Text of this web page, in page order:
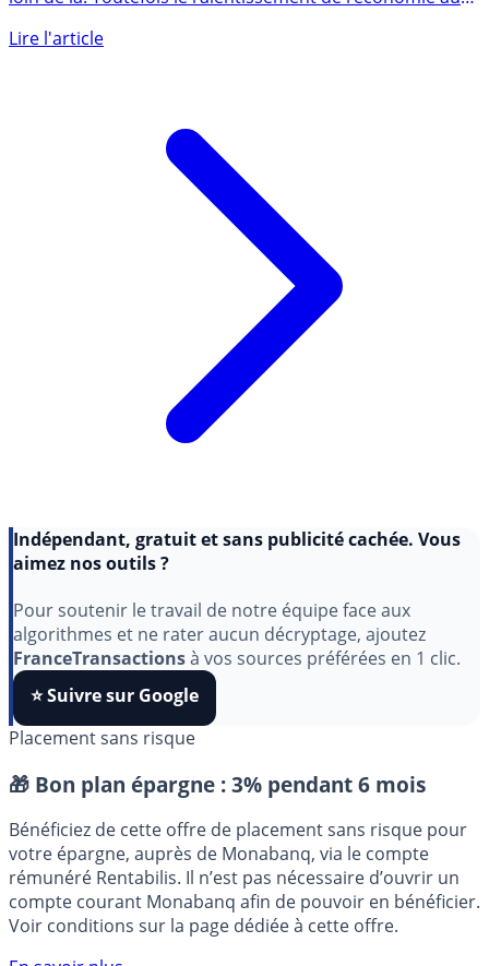
Toutes les prévisions pour 2023 ne sont pas négatives,
loin de là. Toutefois le ralentissement de l’économie aura
son (...)
Indépendant, gratuit et sans publicité cachée. Vous
Pour soutenir le travail de notre équipe face aux
algorithmes et ne rater aucun décryptage, ajoutez
FranceTransactionsà vos sources préférées en 1 clic.
⭐️ Suivre sur Google
Placement sans risque
🎁 Bon plan épargne : 3% pendant 6 mois
Bénéficiez de cette offre de placement sans risque pour
votre épargne, auprès de Monabanq, via le compte
rémunéré Rentabilis. Il n’est pas nécessaire d’ouvrir un
compte courant Monabanq afin de pouvoir en bénéficier.
Voir conditions sur la page dédiée à cette offre.